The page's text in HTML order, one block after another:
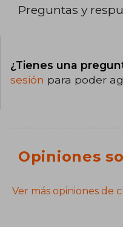
Preguntas y
¿Tienes una
sesión para poder
Opiniones
Ver más opiniones de